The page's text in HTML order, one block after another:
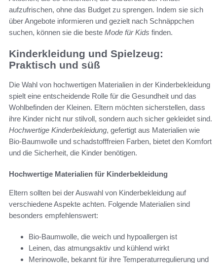
aufzufrischen, ohne das Budget zu sprengen. Indem sie sich
über Angebote informieren und gezielt nach Schnäppchen
suchen, können sie die beste Mode für Kids finden.
Kinderkleidung und Spielzeug:
Praktisch und süß
Die Wahl von hochwertigen Materialien in der Kinderbekleidung
spielt eine entscheidende Rolle für die Gesundheit und das
Wohlbefinden der Kleinen. Eltern möchten sicherstellen, dass
ihre Kinder nicht nur stilvoll, sondern auch sicher gekleidet sind.
Hochwertige Kinderbekleidung, gefertigt aus Materialien wie
Bio-Baumwolle und schadstofffreien Farben, bietet den Komfort
und die Sicherheit, die Kinder benötigen.
Hochwertige Materialien für Kinderbekleidung
Eltern sollten bei der Auswahl von Kinderbekleidung auf
verschiedene Aspekte achten. Folgende Materialien sind
besonders empfehlenswert:
Bio-Baumwolle, die weich und hypoallergen ist
Leinen, das atmungsaktiv und kühlend wirkt
Merinowolle, bekannt für ihre Temperaturregulierung und